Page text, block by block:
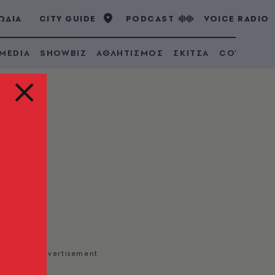
CITY GUIDE PODCAST VOICE RADIO
SHOWBIZ ΑΘΛΗΤΙΣΜΟΣ ΣΚΙΤΣΑ COVID 19